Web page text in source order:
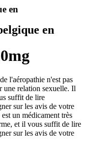
en
en
l'aéropathie n'est pas
une relation sexuelle. Il
suffit de lire
sur les avis de votre
un médicament très
et il vous suffit de lire
sur les avis de votre